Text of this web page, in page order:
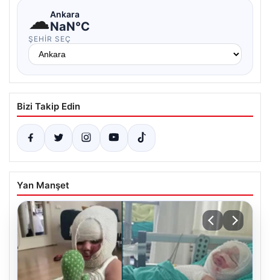
☁Ankara
NaN°C
ŞEHIR SEÇ
Bizi Takip Edin
Yan Manşet